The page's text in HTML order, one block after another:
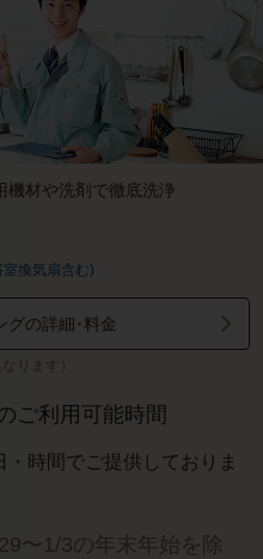
機材や洗剤で徹底洗浄
換気扇含む)
グの詳細･料金
ります）
ご利用可能時間
時間でご提供しておりま
29〜1/3の年末年始を除